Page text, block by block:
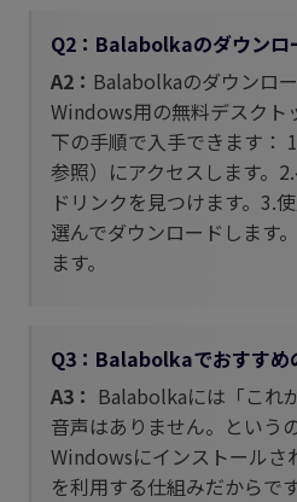
Q2：Balabolkaのダウンロ
A2： Balabolkaのダウンロ
Windows用の無料デスクト
下の手順で入手できます：
参照）にアクセスします。
ドリンクを見つけます。3.
選んでダウンロードします
ます。
Q3：Balabolkaでおすすめ
A3： Balabolkaには「これ
音声はありません。という
Windowsにインストールさ
を利用する仕組みだからです